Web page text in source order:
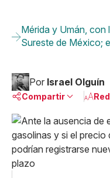
Mérida y Umán, con
Sureste de México;
Por Israel Olguín
Compartir
Linkedin
Facebook
X